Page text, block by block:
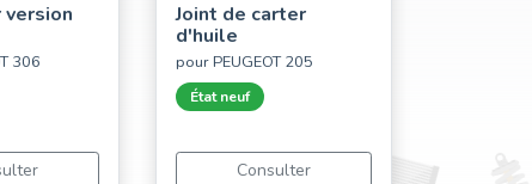
version
306
Joint de carter
d'huile
pour PEUGEOT 205
État neuf
Consulter